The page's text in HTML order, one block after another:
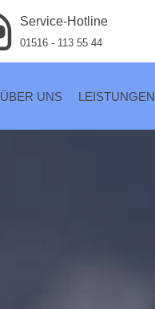
Service-Hotline
01516 - 113 55 44
ÜBER UNS LEISTUNGEN